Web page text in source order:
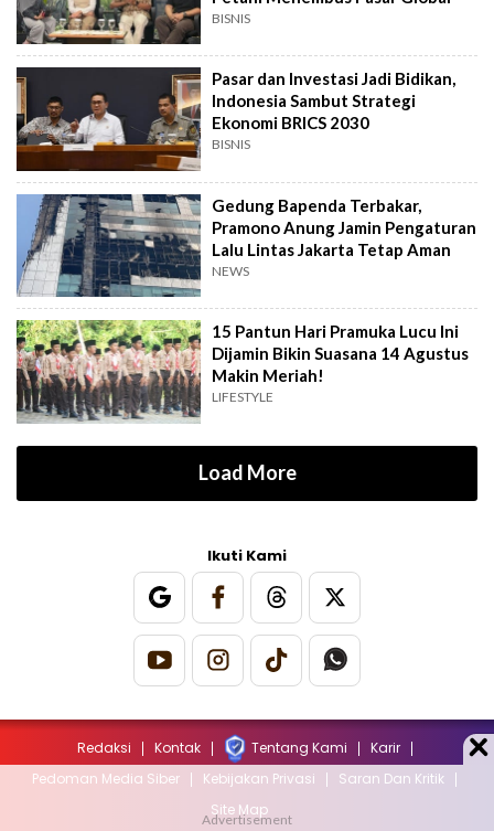
BISNIS
Pasar dan Investasi Jadi Bidikan,
Indonesia Sambut Strategi
Ekonomi BRICS 2030
BISNIS
Gedung Bapenda Terbakar,
Pramono Anung Jamin Pengaturan
Lalu Lintas Jakarta Tetap Aman
NEWS
15 Pantun Hari Pramuka Lucu Ini
Dijamin Bikin Suasana 14 Agustus
Makin Meriah!
LIFESTYLE
Load More
Ikuti Kami
Redaksi Kontak Tentang Kami
Karir
Pedoman Media Siber
Kebijakan Privasi
Saran Dan Kritik
Site Map